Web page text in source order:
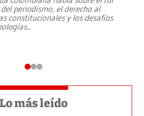
periodismo, el derecho al
constitucionales y los desafíos
...
Lo más leído